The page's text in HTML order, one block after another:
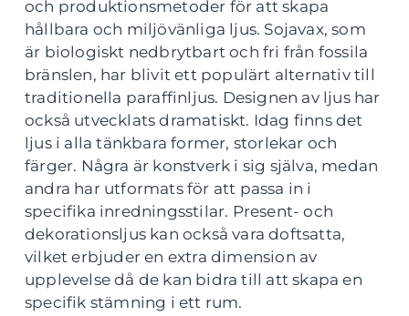
och produktionsmetoder för att skapa
hållbara och miljövänliga ljus. Sojavax, som
är biologiskt nedbrytbart och fri från fossila
bränslen, har blivit ett populärt alternativ till
traditionella paraffinljus. Designen av ljus har
också utvecklats dramatiskt. Idag finns det
ljus i alla tänkbara former, storlekar och
färger. Några är konstverk i sig själva, medan
andra har utformats för att passa in i
specifika inredningsstilar. Present- och
dekorationsljus kan också vara doftsatta,
vilket erbjuder en extra dimension av
upplevelse då de kan bidra till att skapa en
specifik stämning i ett rum.